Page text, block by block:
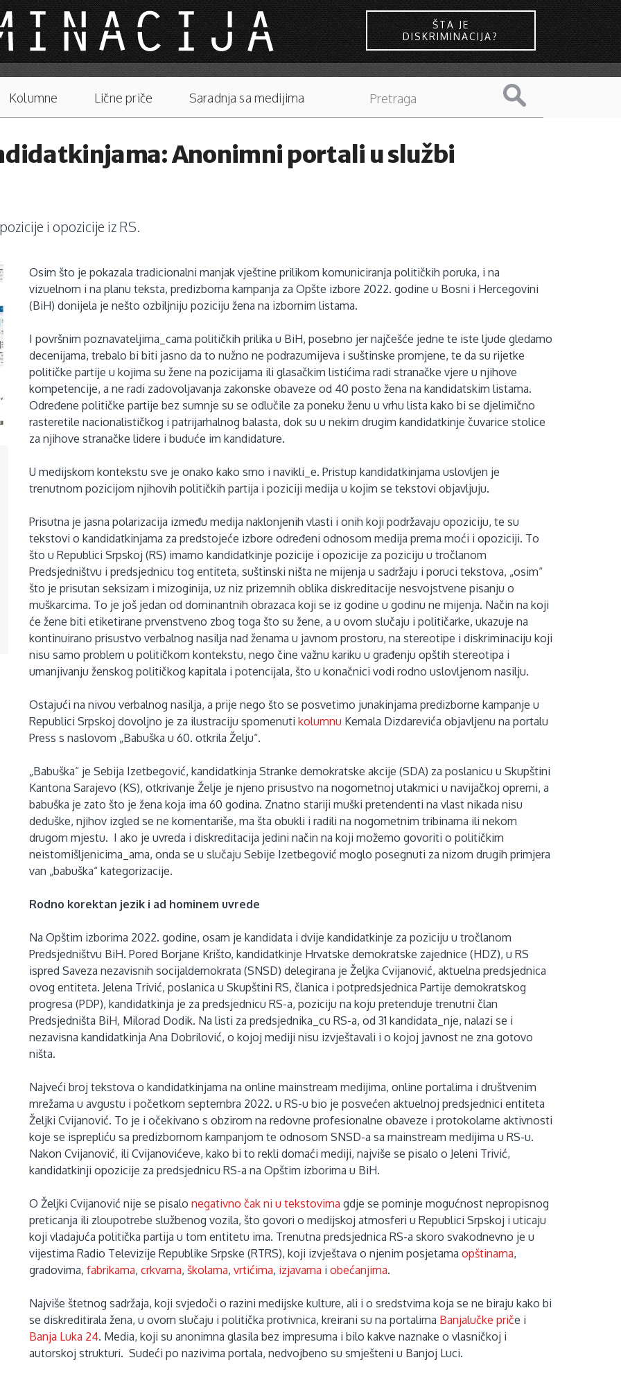
ŠTA JE
DISKRIMINACIJA?
Kolumne Lične priče Saradnja sa medijima
Anonimni portali u službi
i opozicije iz RS.
Osim što je pokazala tradicionalni manjak vještine prilikom komuniciranja političkih poruka, i na
vizuelnom i na planu teksta, predizborna kampanja za Opšte izbore 2022. godine u Bosni i Hercegovini
(BiH) donijela je nešto ozbiljniju poziciju žena na izbornim listama.
I površnim poznavateljima_cama političkih prilika u BiH, posebno jer najčešće jedne te iste ljude gledamo
decenijama, trebalo bi biti jasno da to nužno ne podrazumijeva i suštinske promjene, te da su rijetke
političke partije u kojima su žene na pozicijama ili glasačkim listićima radi stranačke vjere u njihove
kompetencije, a ne radi zadovoljavanja zakonske obaveze od 40 posto žena na kandidatskim listama.
Određene političke partije bez sumnje su se odlučile za poneku ženu u vrhu lista kako bi se djelimično
rasteretile nacionalističkog i patrijarhalnog balasta, dok su u nekim drugim kandidatkinje čuvarice stolice
za njihove stranačke lidere i buduće im kandidature.
U medijskom kontekstu sve je onako kako smo i navikli_e. Pristup kandidatkinjama uslovljen je
trenutnom pozicijom njihovih političkih partija i poziciji medija u kojim se tekstovi objavljuju.
Prisutna je jasna polarizacija između medija naklonjenih vlasti i onih koji podržavaju opoziciju, te su
tekstovi o kandidatkinjama za predstojeće izbore određeni odnosom medija prema moći i opoziciji. To
što u Republici Srpskoj (RS) imamo kandidatkinje pozicije i opozicije za poziciju u tročlanom
Predsjedništvu i predsjednicu tog entiteta, suštinski ništa ne mijenja u sadržaju i poruci tekstova, „osim“
što je prisutan seksizam i mizoginija, uz niz prizemnih oblika diskreditacije nesvojstvene pisanju o
muškarcima. To je još jedan od dominantnih obrazaca koji se iz godine u godinu ne mijenja. Način na koji
će žene biti etiketirane prvenstveno zbog toga što su žene, a u ovom slučaju i političarke, ukazuje na
kontinuirano prisustvo verbalnog nasilja nad ženama u javnom prostoru, na stereotipe i diskriminaciju koji
nisu samo problem u političkom kontekstu, nego čine važnu kariku u građenju opštih stereotipa i
umanjivanju ženskog političkog kapitala i potencijala, što u konačnici vodi rodno uslovljenom nasilju.
Ostajući na nivou verbalnog nasilja, a prije nego što se posvetimo junakinjama predizborne kampanje u
Republici Srpskoj dovoljno je za ilustraciju spomenutikolumnu Kemala Dizdarevića objavljenu na portalu
Press s naslovom „Babuška u 60. otkrila Želju“.
„Babuška“ je Sebija Izetbegović, kandidatkinja Stranke demokratske akcije (SDA) za poslanicu u Skupštini
Kantona Sarajevo (KS), otkrivanje Želje je njeno prisustvo na nogometnoj utakmici u navijačkoj opremi, a
babuška je zato što je žena koja ima 60 godina. Znatno stariji muški pretendenti na vlast nikada nisu
deduške, njihov izgled se ne komentariše, ma šta obukli i radili na nogometnim tribinama ili nekom
drugom mjestu. I ako je uvreda i diskreditacija jedini način na koji možemo govoriti o političkim
neistomišljenicima_ama, onda se u slučaju Sebije Izetbegović moglo posegnuti za nizom drugih primjera
van „babuška“ kategorizacije.
Rodno korektan jezik i ad hominem uvrede
Na Opštim izborima 2022. godine, osam je kandidata i dvije kandidatkinje za poziciju u tročlanom
Predsjedništvu BiH. Pored Borjane Krišto, kandidatkinje Hrvatske demokratske zajednice (HDZ), u RS
ispred Saveza nezavisnih socijaldemokrata (SNSD) delegirana je Željka Cvijanović, aktuelna predsjednica
ovog entiteta. Jelena Trivić, poslanica u Skupštini RS, članica i potpredsjednica Partije demokratskog
progresa (PDP), kandidatkinja je za predsjednicu RS-a, poziciju na koju pretenduje trenutni član
Predsjedništa BiH, Milorad Dodik. Na listi za predsjednika_cu RS-a, od 31 kandidata_nje, nalazi se i
nezavisna kandidatkinja Ana Dobrilović, o kojoj mediji nisu izvještavali i o kojoj javnost ne zna gotovo
ništa.
Najveći broj tekstova o kandidatkinjama na online mainstream medijima, online portalima i društvenim
mrežama u avgustu i početkom septembra 2022. u RS-u bio je posvećen aktuelnoj predsjednici entiteta
Željki Cvijanović. To je i očekivano s obzirom na redovne profesionalne obaveze i protokolarne aktivnosti
koje se isprepliću sa predizbornom kampanjom te odnosom SNSD-a sa mainstream medijima u RS-u.
Nakon Cvijanović, ili Cvijanovićeve, kako bi to rekli domaći mediji, najviše se pisalo o Jeleni Trivić,
kandidatkinji opozicije za predsjednicu RS-a na Opštim izborima u BiH.
O Željki Cvijanović nije se pisalonegativno čak ni u tekstovima gdje se pominje mogućnost nepropisnog
preticanja ili zloupotrebe službenog vozila, što govori o medijskoj atmosferi u Republici Srpskoj i uticaju
koji vladajuća politička partija u tom entitetu ima. Trenutna predsjednica RS-a skoro svakodnevno je u
vijestima Radio Televizije Republike Srpske (RTRS), koji izvještava o njenim posjetamaopštinama,
gradovima,fabrikama,crkvama,školama,vrtićima, izjavama iobećanjima.
Najviše štetnog sadržaja, koji svjedoči o razini medijske kulture, ali i o sredstvima koja se ne biraju kako bi
se diskreditirala žena, u ovom slučaju i politička protivnica, kreirani su na portalima Banjalučke priče i
Banja Luka 24. Media, koji su anonimna glasila bez impresuma i bilo kakve naznake o vlasničkoj i
autorskoj strukturi. Sudeći po nazivima portala, nedvojbeno su smješteni u Banjoj Luci.